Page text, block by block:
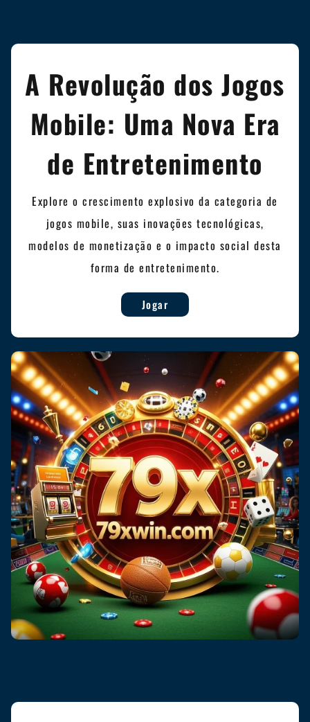
A Revolução dos Jogos
Mobile: Uma Nova Era
de Entretenimento
Explore o crescimento explosivo da categoria de
jogos mobile, suas inovações tecnológicas,
modelos de monetização e o impacto social desta
forma de entretenimento.
Jogar